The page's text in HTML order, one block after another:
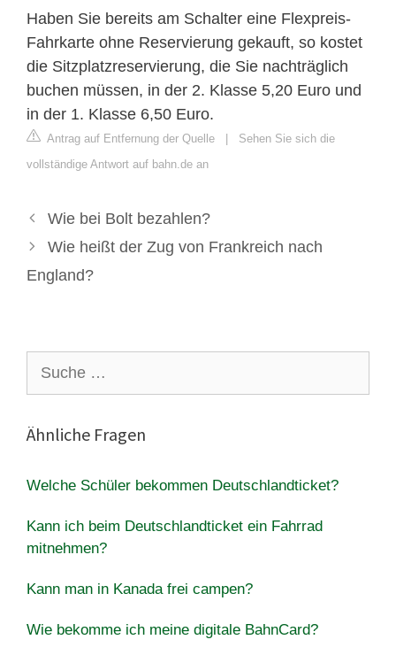
Haben Sie bereits am Schalter eine Flexpreis-
Fahrkarte ohne Reservierung gekauft, so kostet
die Sitzplatzreservierung, die Sie nachträglich
buchen müssen, in der 2. Klasse 5,20 Euro und
in der 1. Klasse 6,50 Euro.
Antrag auf Entfernung der Quelle | Sehen Sie sich die
vollständige Antwort auf bahn.de an
Wie bei Bolt bezahlen?
Wie heißt der Zug von Frankreich nach
England?
nach:
Ähnliche Fragen
Welche Schüler bekommen Deutschlandticket?
Kann ich beim Deutschlandticket ein Fahrrad
mitnehmen?
Kann man in Kanada frei campen?
Wie bekomme ich meine digitale BahnCard?